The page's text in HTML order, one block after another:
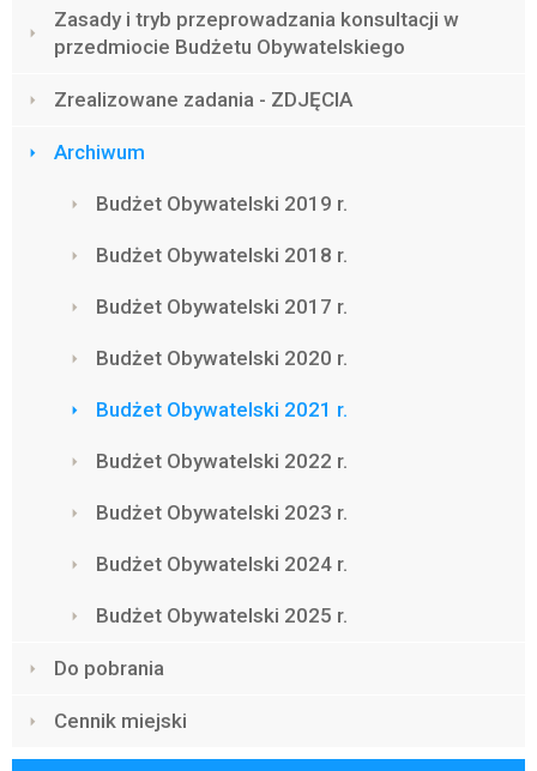
Zasady i tryb przeprowadzania konsultacji w
przedmiocie Budżetu Obywatelskiego
Zrealizowane zadania - ZDJĘCIA
Archiwum
Budżet Obywatelski 2019 r.
Budżet Obywatelski 2018 r.
Budżet Obywatelski 2017 r.
Budżet Obywatelski 2020 r.
Budżet Obywatelski 2021 r.
Budżet Obywatelski 2022 r.
Budżet Obywatelski 2023 r.
Budżet Obywatelski 2024 r.
Budżet Obywatelski 2025 r.
Do pobrania
Cennik miejski